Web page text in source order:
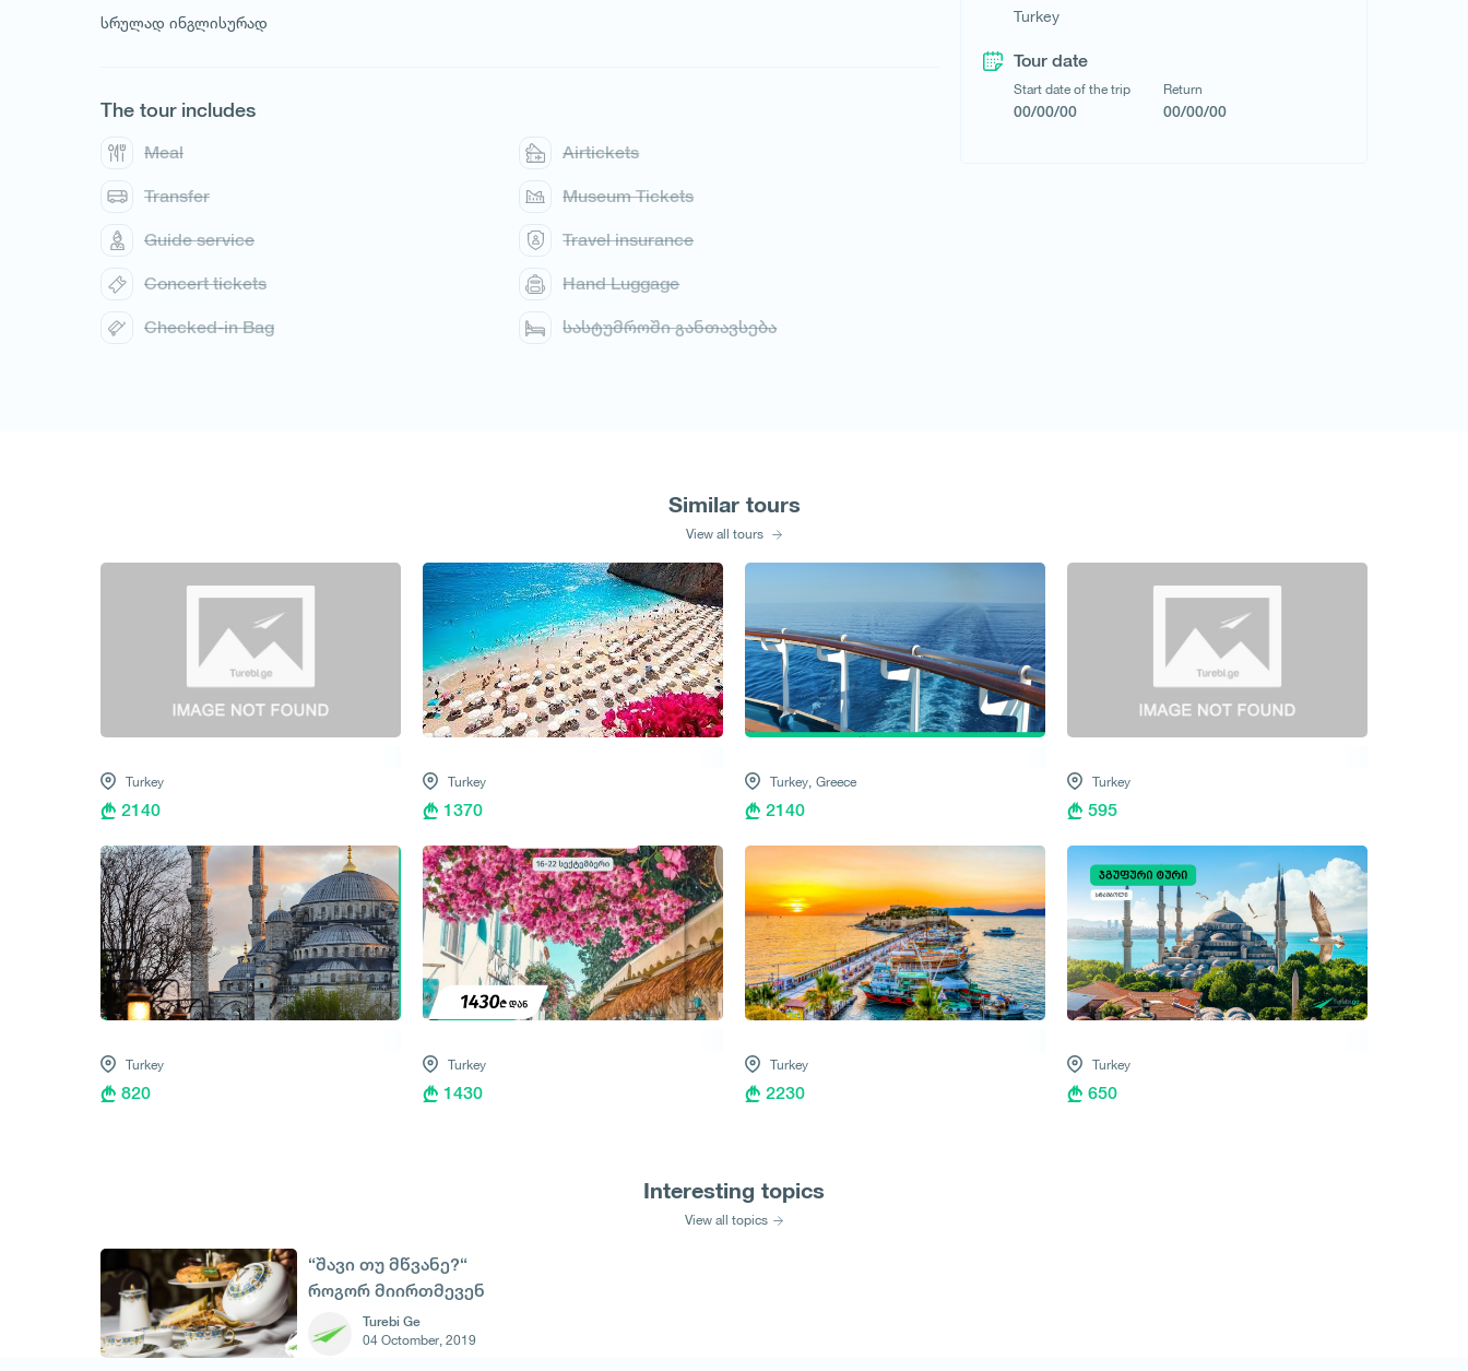
სრულად ინგლისურად
The tour includes
Meal Airtickets
Transfer Museum Tickets
Guide service Travel insurance
Concert tickets Hand Luggage
Checked-in Bag სასტუმროში განთავსება
Turkey
Tour date
Start date of the trip
00/00/00
Return
00/00/00
Similar tours
View all tours
Turkey
2140
Turkey
1370
Turkey, Greece
2140
Turkey
595
Turkey
820
Turkey
1430
Turkey
2230
Turkey
650
Interesting topics
View all topics
“შავი თუ მწვანე?“
როგორ მიირთმევენ
ჩაის სხვადასხვა
ქვეყნებში
Turebi Ge
04 Octomber, 2019